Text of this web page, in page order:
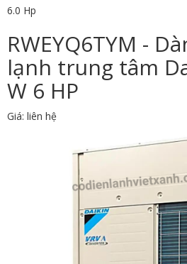
6.0 Hp
RWEYQ6TYM -
lạnh trung tâm
W 6 HP
Giá: liên hệ